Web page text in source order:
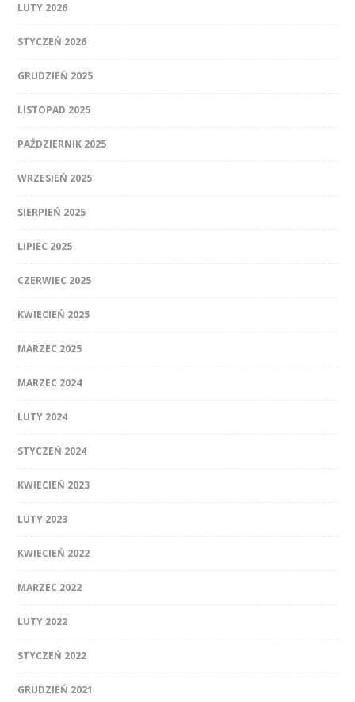
LUTY 2026
STYCZEŃ 2026
GRUDZIEŃ 2025
LISTOPAD 2025
PAŹDZIERNIK 2025
WRZESIEŃ 2025
SIERPIEŃ 2025
LIPIEC 2025
CZERWIEC 2025
KWIECIEŃ 2025
MARZEC 2025
MARZEC 2024
LUTY 2024
STYCZEŃ 2024
KWIECIEŃ 2023
LUTY 2023
KWIECIEŃ 2022
MARZEC 2022
LUTY 2022
STYCZEŃ 2022
GRUDZIEŃ 2021